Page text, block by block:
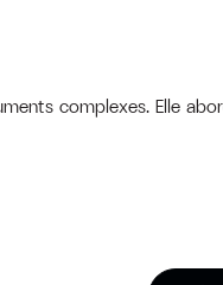
complexes. Elle